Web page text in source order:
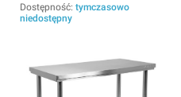
Dostępność: tymczasowo
niedostępny